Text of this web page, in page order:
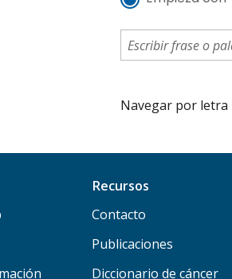
Navegar por letra
Recursos
Contacto
Publicaciones
Diccionario de cáncer